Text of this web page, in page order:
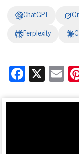
ChatGPT
Perplexity
X